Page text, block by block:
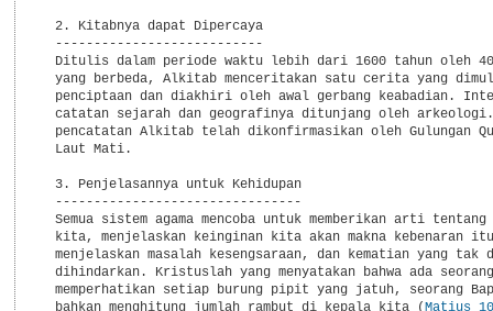
  2. Kitabnya dapat Dipercaya
  ---------------------------
Ditulis dalam periode waktu lebih dari 1600 tahun oleh
yang berbeda, Alkitab menceritakan satu cerita yang
penciptaan dan diakhiri oleh awal gerbang keabadian.
catatan sejarah dan geografinya ditunjang oleh
pencatatan Alkitab telah dikonfirmasikan oleh Gulungan
  Laut Mati.
  3. Penjelasannya untuk Kehidupan
  --------------------------------
Semua sistem agama mencoba untuk memberikan arti tentang
kita, menjelaskan keinginan kita akan makna kebenaran
menjelaskan masalah kesengsaraan, dan kematian yang tak
dihindarkan. Kristuslah yang menyatakan bahwa ada
memperhatikan setiap burung pipit yang jatuh, seorang
  bahkan menghitung jumlah rambut di kepala kita (
Matius